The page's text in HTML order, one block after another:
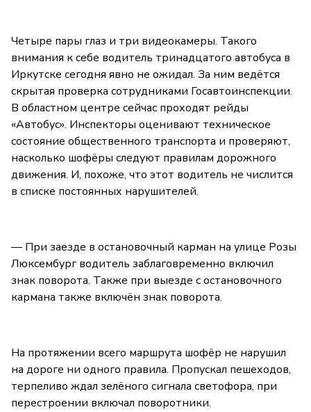
Четыре пары глаз и три видеокамеры. Такого
внимания к себе водитель тринадцатого автобуса в
Иркутске сегодня явно не ожидал. За ним ведётся
скрытая проверка сотрудниками Госавтоинспекции.
В областном центре сейчас проходят рейды
«Автобус». Инспекторы оценивают техническое
состояние общественного транспорта и проверяют,
насколько шофёры следуют правилам дорожного
движения. И, похоже, что этот водитель не числится
в списке постоянных нарушителей.
— При заезде в остановочный карман на улице Розы
Люксембург водитель заблаговременно включил
знак поворота. Также при выезде с остановочного
кармана также включён знак поворота.
На протяжении всего маршрута шофёр не нарушил
на дороге ни одного правила. Пропускал пешеходов,
терпеливо ждал зелёного сигнала светофора, при
перестроении включал поворотники.